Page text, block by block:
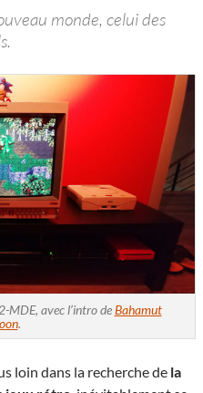
monde, celui des
avec l’intro deBahamut
.
loin dans la recherche de la